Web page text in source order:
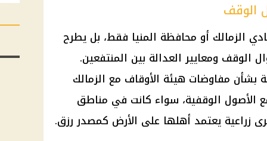
الوقف
الزمالك أو محافظة المنيا فقط، بل يطرح
ومعايير العدالة بين المنتفعين.
بشأن مفاوضات هيئة الأوقاف مع الزمالك
الأصول الوقفية، سواء كانت في مناطق
زراعية يعتمد أهلها على الأرض كمصدر رزق.